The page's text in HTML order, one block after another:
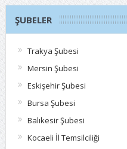
ŞUBELER
Trakya Şubesi
Mersin Şubesi
Eskişehir Şubesi
Bursa Şubesi
Balıkesir Şubesi
Kocaeli İl Temsilciliği